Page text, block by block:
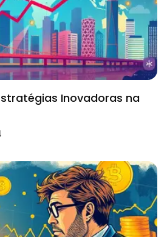
Inovadoras na